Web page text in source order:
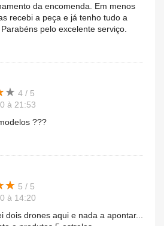
da encomenda. Em menos
recebi a peça e já tenho tudo a
pelo excelente serviço.
★
★ 4 / 5
à 21:53
???
★
★ 5 / 5
à 14:20
dois drones aqui e nada a apontar...